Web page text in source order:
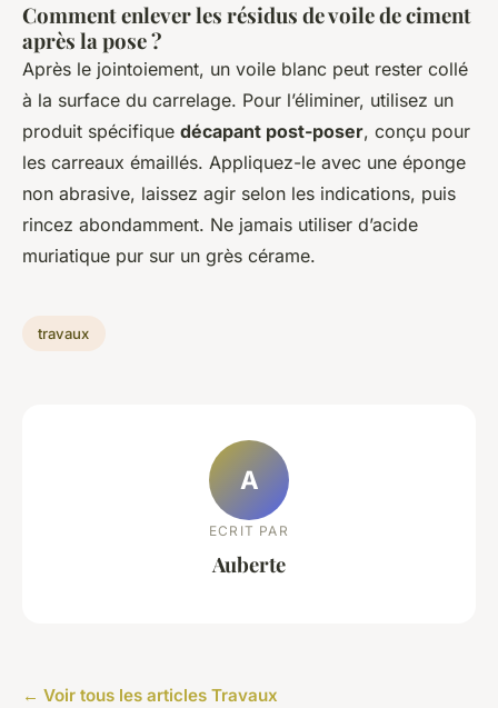
Comment enlever les résidus de voile de ciment
après la pose ?
Après le jointoiement, un voile blanc peut rester collé
à la surface du carrelage. Pour l’éliminer, utilisez un
produit spécifique décapant post-poser, conçu pour
les carreaux émaillés. Appliquez-le avec une éponge
non abrasive, laissez agir selon les indications, puis
rincez abondamment. Ne jamais utiliser d’acide
muriatique pur sur un grès cérame.
travaux
A
ECRIT PAR
Auberte
← Voir tous les articles Travaux